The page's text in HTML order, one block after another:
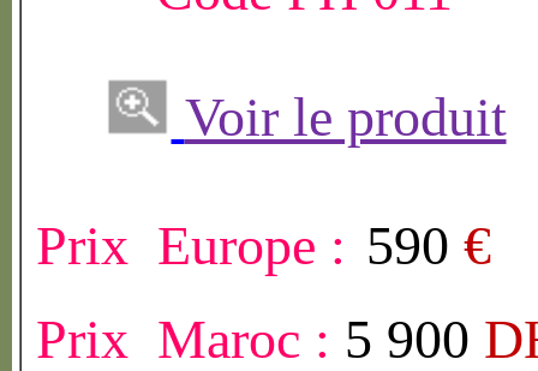
Voir le produit
Prix Europe : 590 €
Prix Maroc : 5 900